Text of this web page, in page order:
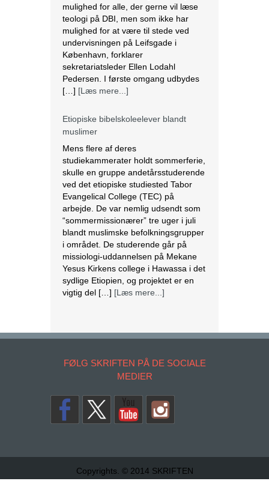
mulighed for alle, der gerne vil læse
teologi på DBI, men som ikke har
mulighed for at være til stede ved
undervisningen på Leifsgade i
København, forklarer
sekretariatsleder Ellen Lodahl
Pedersen. I første omgang udbydes
[…] [Læs mere...]
Etiopiske bibelskoleelever blandt
muslimer
Mens flere af deres
studiekammerater holdt sommerferie,
skulle en gruppe andetårsstuderende
ved det etiopiske studiested Tabor
Evangelical College (TEC) på
arbejde. De var nemlig udsendt som
“sommermissionærer” tre uger i juli
blandt muslimske befolkningsgrupper
i området. De studerende går på
missiologi-uddannelsen på Mekane
Yesus Kirkens college i Hawassa i det
sydlige Etiopien, og projektet er en
vigtig del […] [Læs mere...]
‘katastrofale konsekvenser’, hvis al-
tropper
Jordan har advaret om
konsekvenser”, hvis
israelske styrker igen
stormer al-Aqsa-moskeen. Ifølge den
Majali, ville et angreb på tilbedere i et
forsøg på at tømme moskeen,
FØLG SKRIFTEN PÅ DE SOCIALE
MEDIER
Copyrights. © 2014 SKRIFTEN